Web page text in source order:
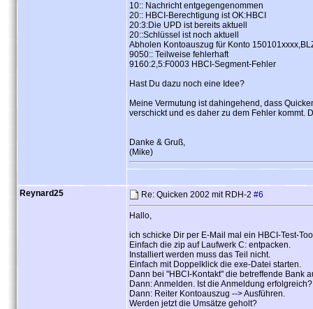
10:: Nachricht entgegengenommen
20:: HBCI-Berechtigung ist OK:HBCI
20:3:Die UPD ist bereits aktuell
20::Schlüssel ist noch aktuell
Abholen Kontoauszug für Konto
9050:: Teilweise fehlerhaft
9160:2,5:F0003 HBCI-Segment-Fehler
Hast Du dazu noch eine Idee?
Meine Vermutung ist dahingehend, dass
verschickt und es daher zu dem Fehler kommt.
Danke & Gruß,
(Mike)
Reynard25 Re: Quicken 2002 mit RDH-2 #6
Hallo,
ich schicke Dir per E-Mail mal ein HBCI-Test-
Einfach die zip auf Laufwerk C: entpacken.
Installiert werden muss das Teil nicht.
Einfach mit Doppelklick die exe-Datei starten.
Dann bei "HBCI-Kontakt" die betreffende Bank
Dann: Anmelden. Ist die Anmeldung erfolgreich?
Dann: Reiter Kontoauszug --> Ausführen.
Werden jetzt die Umsätze geholt?